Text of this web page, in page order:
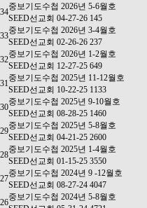
34
중보기도수첩 2026년 5-6월호
SEED선교회 04-27-26 145
33
중보기도수첩 2026년 3-4월호
SEED선교회 02-26-26 237
32
중보기도수첩 2026년 1-2월호
SEED선교회 12-27-25 649
31
중보기도수첩 2025년 11-12월호
SEED선교회 10-22-25 1133
30
중보기도수첩 2025년 9-10월호
SEED선교회 08-28-25 1460
29
중보기도수첩 2025년 5-8월호
SEED선교회 04-21-25 2600
28
중보기도수첩 2025년 1-4월호
SEED선교회 01-15-25 3550
27
중보기도수첩 2024년 9 -12월호
SEED선교회 08-27-24 4047
26
중보기도수첩 2024년 5-8월호